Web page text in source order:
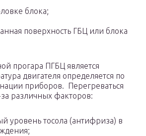
блока;
поверхность ГБЦ или блока
прогара ПГБЦ является
двигателя определяется по
приборов. Перегреваться
различных факторов:
уровень тосола (антифриза) в